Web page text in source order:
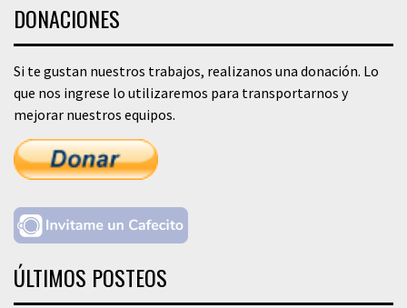
DONACIONES
Si te gustan nuestros trabajos, realizanos una donación. Lo
que nos ingrese lo utilizaremos para transportarnos y
mejorar nuestros equipos.
ÚLTIMOS POSTEOS